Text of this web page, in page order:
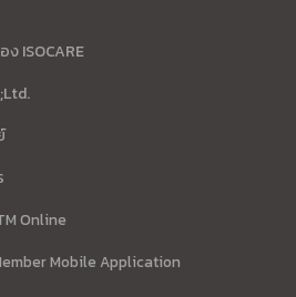
ISOCARE
Online
Mobile Application